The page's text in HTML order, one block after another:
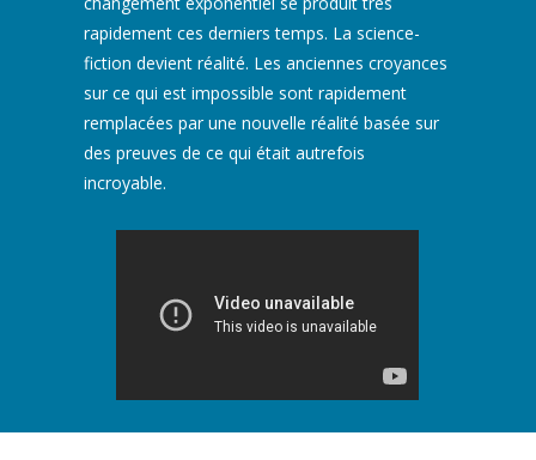
rapidement ces derniers temps. La science-
fiction devient réalité. Les anciennes croyances
sur ce qui est impossible sont rapidement
remplacées par une nouvelle réalité basée sur
des preuves de ce qui était autrefois
incroyable.